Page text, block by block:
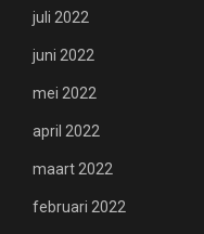
juli 2022
juni 2022
mei 2022
april 2022
maart 2022
februari 2022